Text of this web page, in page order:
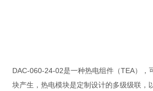
DAC-060-24-02是一种热电组件（TEA）
块产生，热电模块是定制设计的多级级联，